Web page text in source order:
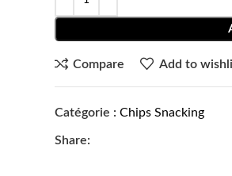
Compare Add to
Catégorie : Chips Snacking
Share: